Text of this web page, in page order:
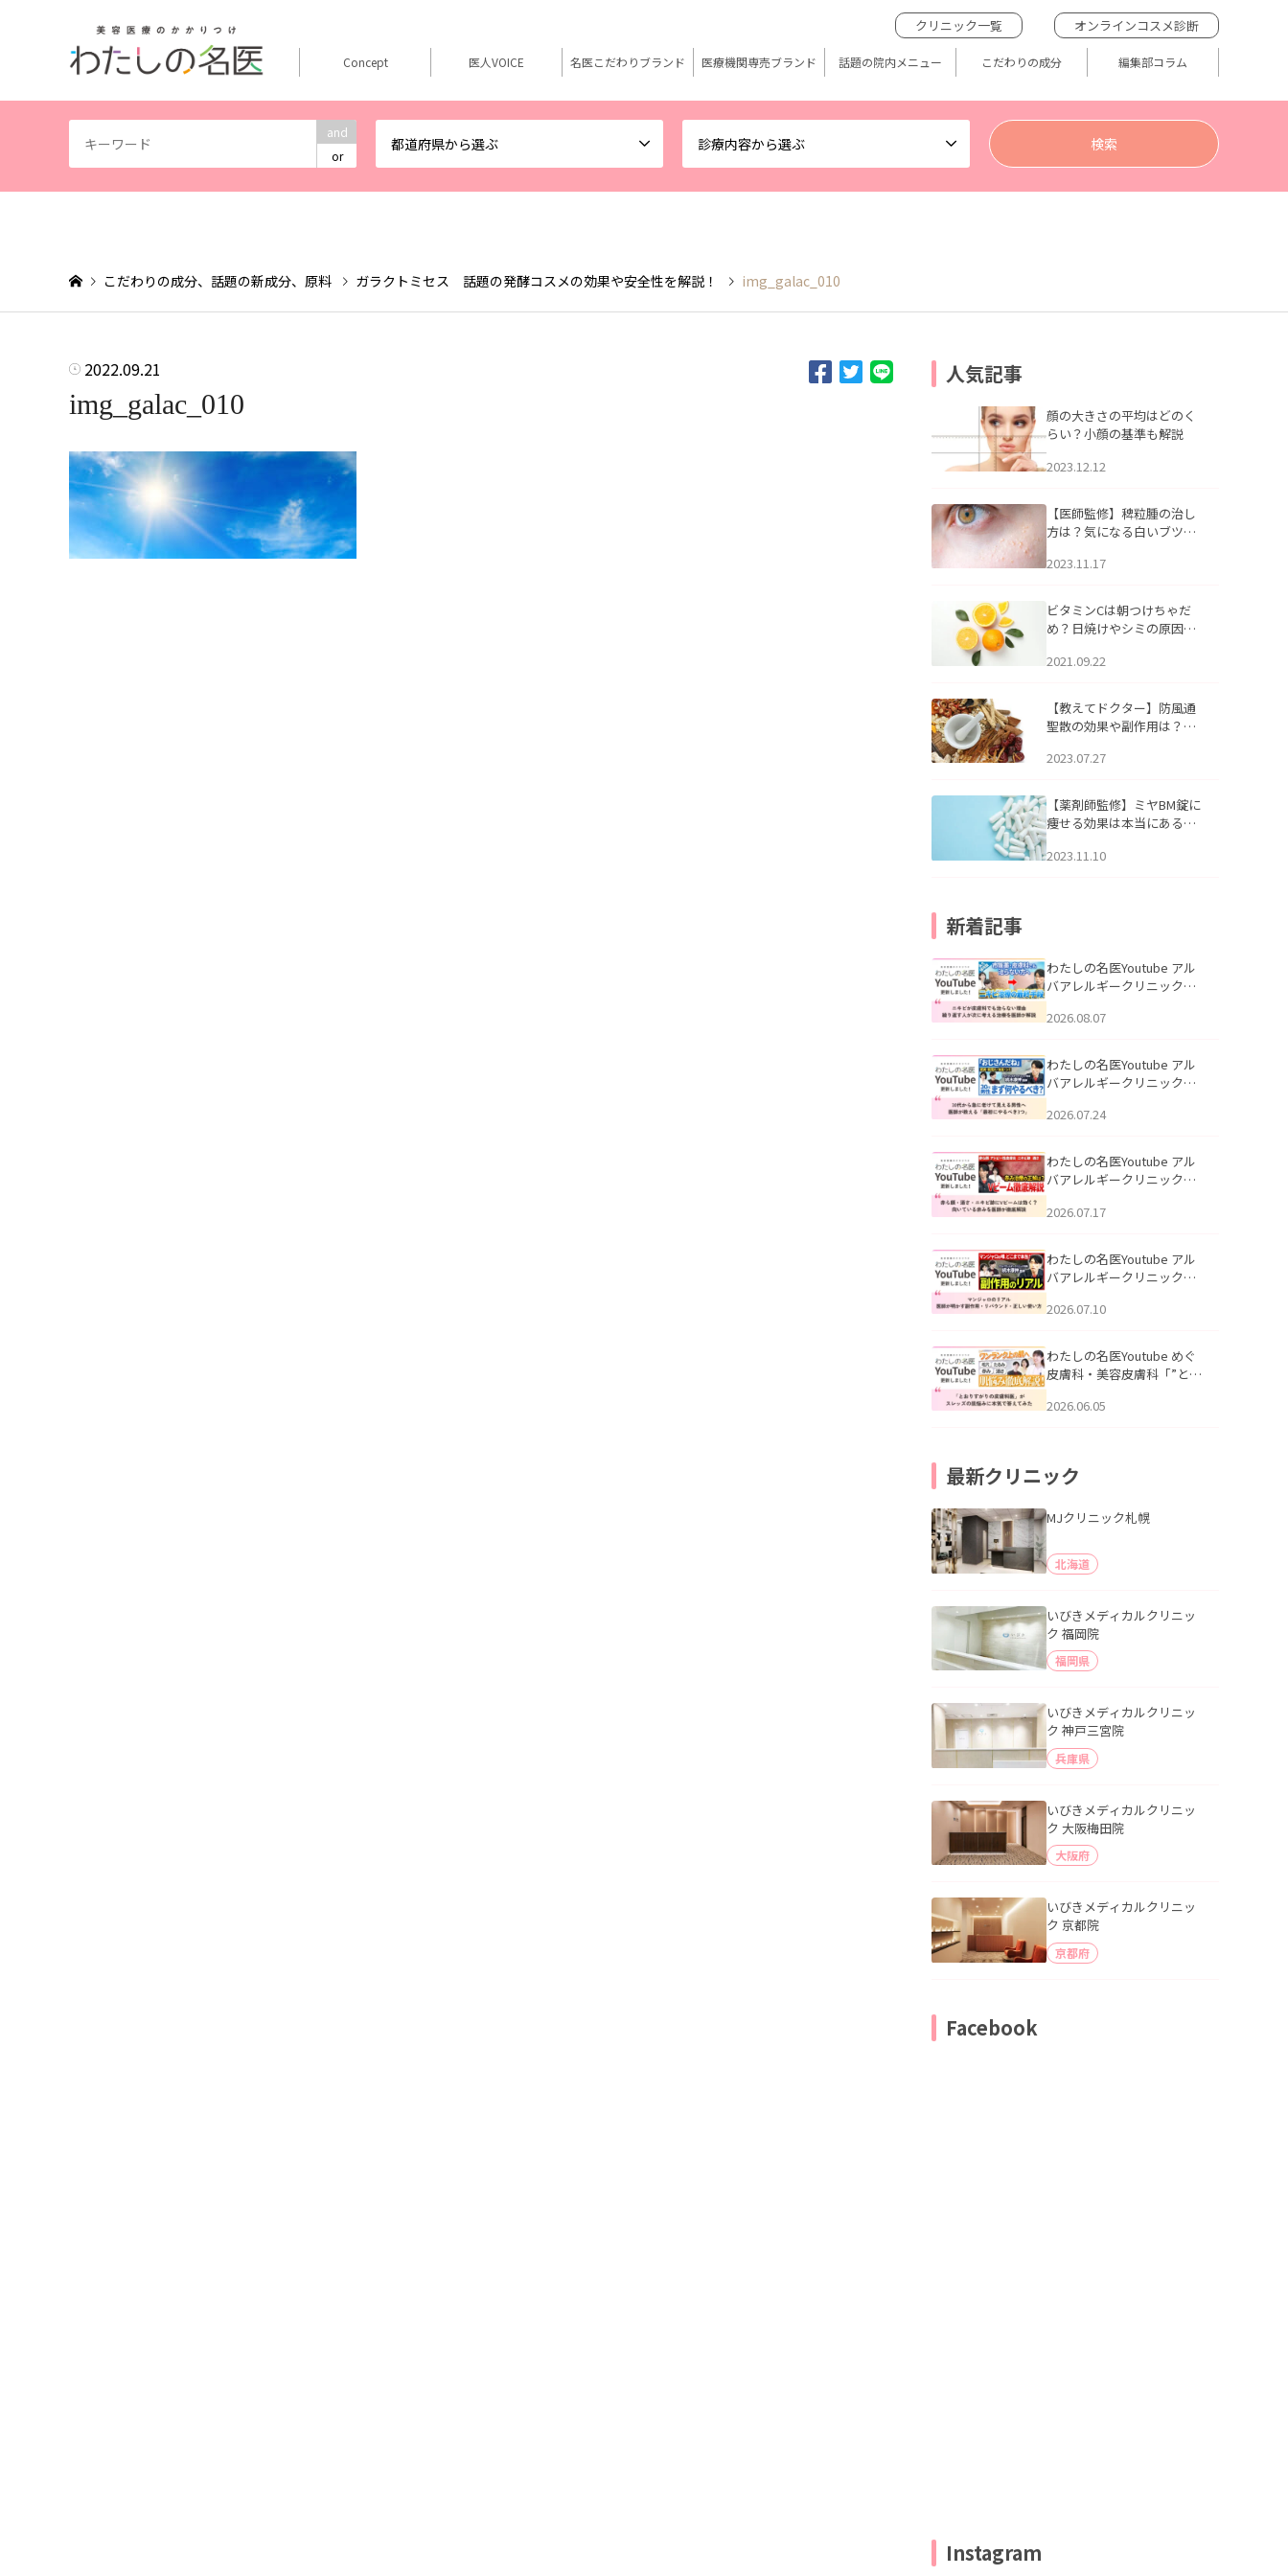
and
or
都道府県から選ぶ 診療内容から選ぶ
クリニック一覧 オンラインコスメ診断
Concept 医人VOICE 名医こだわりブランド 医療機関専売ブランド 話題の院内メニュー こだわりの成分 編集部コラム
こだわりの成分、話題の新成分、原料 ガラクトミセス 話題の発酵コスメの効果や安全性を解説！ img_galac_010
2022.09.21
img_galac_010
人気記事
顔の大きさの平均はどのく
らい？小顔の基準も解説
2023.12.12
【医師監修】稗粒腫の治し
方は？気になる白いブツブ
アについて
2023.11.17
ビタミンCは朝つけちゃだ
め？日焼けやシミの原因に
2021.09.22
【教えてドクター】防風通
聖散の効果や副作用は？長
2023.07.27
【薬剤師監修】ミヤBM錠に
痩せる効果は本当にある
2023.11.10
新着記事
わたしの名医Youtube アル
バアレルギークリニック札
らない理由｜繰り返す人が
説」を公開いたしました。
2026.08.07
わたしの名医Youtube アル
バアレルギークリニック札
える男性へ｜医師が教える
公開いたしました。
2026.07.24
わたしの名医Youtube アル
バアレルギークリニック札
跡にVビームは効く？向いて
説」を公開いたしました。
2026.07.17
わたしの名医Youtube アル
バアレルギークリニック札
医師が明かす副作用・リバ
公開いたしました。
2026.07.10
わたしの名医Youtube めぐ
皮膚科・美容皮膚科「”とお
ッズの肌悩みに本気で答え
2026.06.05
最新クリニック
MJクリニック札幌
北海道
いびきメディカルクリニッ
ク 福岡院
福岡県
いびきメディカルクリニッ
ク 神戸三宮院
兵庫県
いびきメディカルクリニッ
ク 大阪梅田院
大阪府
いびきメディカルクリニッ
ク 京都院
京都府
Facebook
Instagram